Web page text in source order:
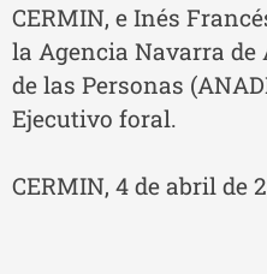
CERMIN, e Inés
la Agencia Navarra
de las Personas
Ejecutivo foral.
CERMIN, 4 de abril de